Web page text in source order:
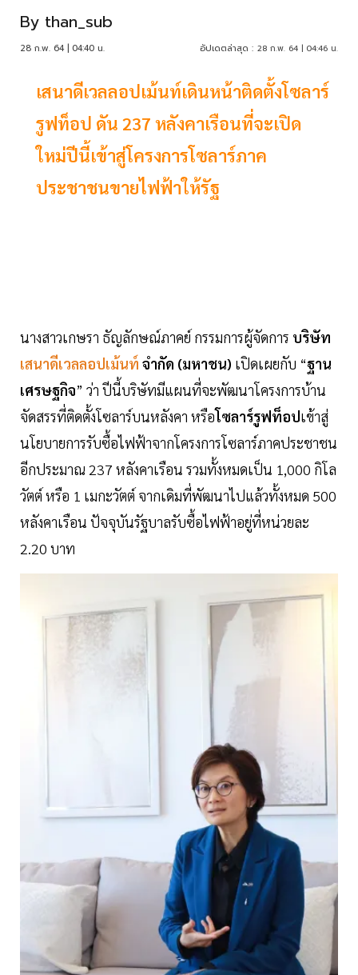
By than_sub
28 ก.พ. 64 | 04:40 น. อัปเดตล่าสุด : 28 ก.พ. 64 | 04:46 น.
เสนาดีเวลลอปเม้นท์เดินหน้าติดตั้งโซลาร์
รูฟท็อป ดัน 237 หลังคาเรือนที่จะเปิด
ใหม่ปีนี้เข้าสู่โครงการโซลาร์ภาค
ประชาชนขายไฟฟ้าให้รัฐ
นางสาวเกษรา ธัญลักษณ์ภาคย์ กรรมการผู้จัดการ บริษัท
เสนาดีเวลลอปเม้นท์ จำกัด (มหาชน) เปิดเผยกับ “ฐาน
เศรษฐกิจ” ว่า ปีนี้บริษัทมีแผนที่จะพัฒนาโครงการบ้าน
จัดสรรที่ติดตั้งโซลาร์บนหลังคา หรือโซลาร์รูฟท็อปเข้าสู่
นโยบายการรับซื้อไฟฟ้าจากโครงการโซลาร์ภาคประชาชน
อีกประมาณ 237 หลังคาเรือน รวมทั้งหมดเป็น 1,000 กิโล
วัตต์ หรือ 1 เมกะวัตต์ จากเดิมที่พัฒนาไปแล้วทั้งหมด 500
หลังคาเรือน ปัจจุบันรัฐบาลรับซื้อไฟฟ้าอยู่ที่หน่วยละ
2.20 บาท